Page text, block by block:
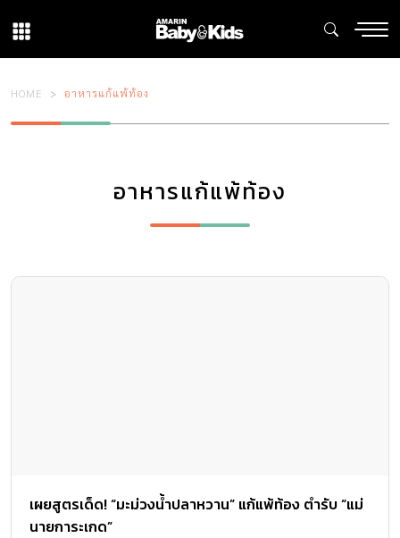
HOME อาหารแก้แพ้ท้อง
อาหารแก้แพ้ท้อง
เผยสูตรเด็ด! “มะม่วงน้ำปลาหวาน” แก้แพ้ท้อง ตำรับ “แม่
นายการะเกด”